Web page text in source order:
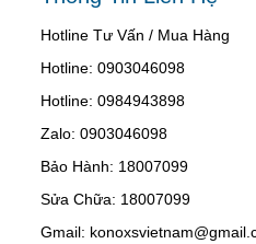
Hotline Tư Vấn / Mua Hàng
Hotline: 0903046098
Hotline: 0984943898
Zalo: 0903046098
Bảo Hành: 18007099
Sửa Chữa: 18007099
Gmail: